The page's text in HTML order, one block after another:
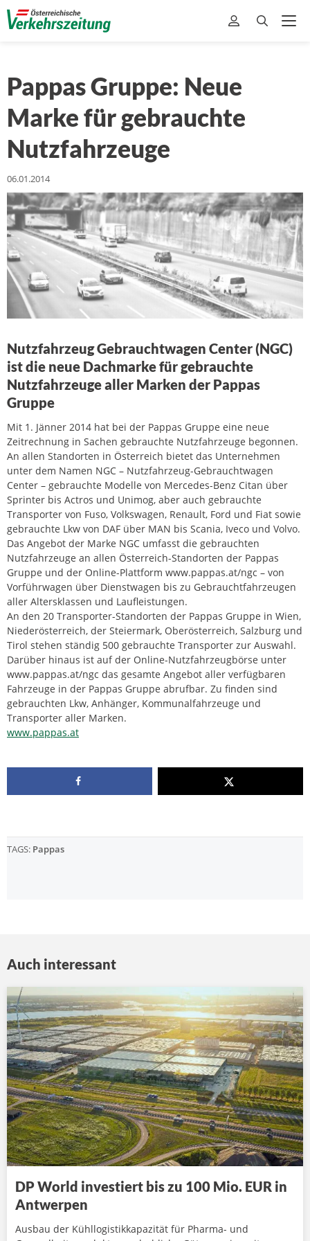
Pappas Gruppe: Neue
Marke für gebrauchte
Nutzfahrzeuge
06.01.2014
Nutzfahrzeug Gebrauchtwagen Center (NGC)
ist die neue Dachmarke für gebrauchte
Nutzfahrzeuge aller Marken der Pappas
Gruppe
Mit 1. Jänner 2014 hat bei der Pappas Gruppe eine neue
Zeitrechnung in Sachen gebrauchte Nutzfahrzeuge begonnen.
An allen Standorten in Österreich bietet das Unternehmen
unter dem Namen NGC – Nutzfahrzeug-Gebrauchtwagen
Center – gebrauchte Modelle von Mercedes-Benz Citan über
Sprinter bis Actros und Unimog, aber auch gebrauchte
Transporter von Fuso, Volkswagen, Renault, Ford und Fiat sowie
gebrauchte Lkw von DAF über MAN bis Scania, Iveco und Volvo.
Das Angebot der Marke NGC umfasst die gebrauchten
Nutzfahrzeuge an allen Österreich-Standorten der Pappas
Gruppe und der Online-Plattform www.pappas.at/ngc – von
Vorführwagen über Dienstwagen bis zu Gebrauchtfahrzeugen
aller Altersklassen und Laufleistungen.
An den 20 Transporter-Standorten der Pappas Gruppe in Wien,
Niederösterreich, der Steiermark, Oberösterreich, Salzburg und
Tirol stehen ständig 500 gebrauchte Transporter zur Auswahl.
Darüber hinaus ist auf der Online-Nutzfahrzeugbörse unter
www.pappas.at/ngc das gesamte Angebot aller verfügbaren
Fahrzeuge in der Pappas Gruppe abrufbar. Zu finden sind
gebrauchten Lkw, Anhänger, Kommunalfahrzeuge und
Transporter aller Marken.
www.pappas.at
TAGS: Pappas
Auch interessant
DP World investiert bis zu 100 Mio. EUR in
Antwerpen
Ausbau der Kühllogistikkapazität für Pharma- und